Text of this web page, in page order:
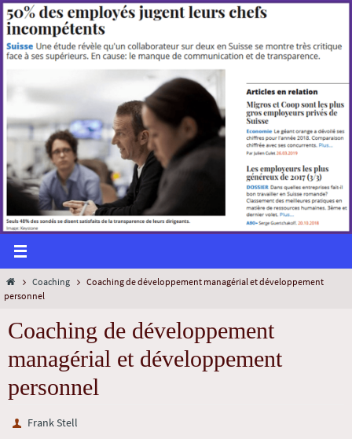
Coaching
Coaching de développement managérial et développement
personnel
Coaching de développement
managérial et développement
personnel
Frank Stell